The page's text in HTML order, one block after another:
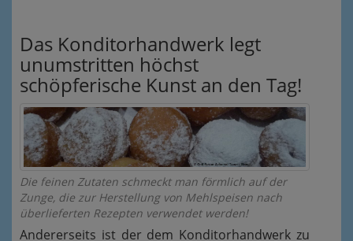
Das Konditorhandwerk legt
unumstritten höchst
schöpferische Kunst an den Tag!
Die feinen Zutaten schmeckt man förmlich auf der
Zunge, die zur Herstellung von Mehlspeisen nach
überlieferten Rezepten verwendet werden!
Andererseits ist der dem Konditorhandwerk zu